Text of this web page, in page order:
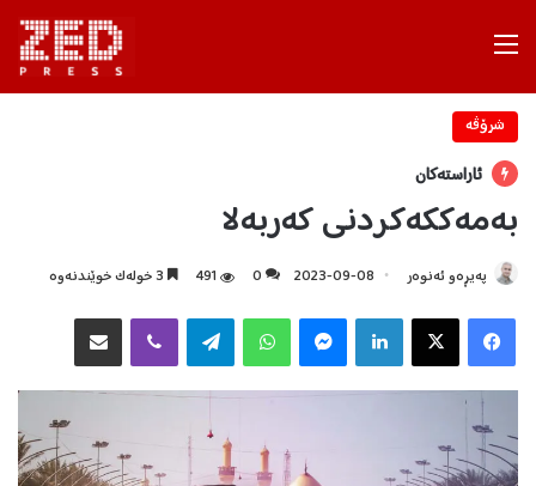
شرۆڤه‌
ئاراستەکان
بەمەککەکردنی کەربەلا
پەیڕەو ئەنوەر 2023-09-08
0
491
X
Telegram